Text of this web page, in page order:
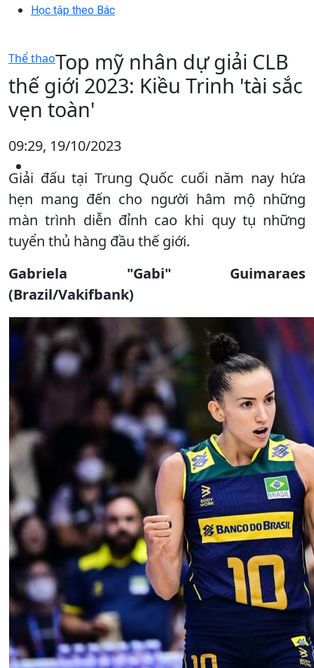
Học tập theo Bác
Thể thaoTop mỹ nhân dự giải CLB
thế giới 2023: Kiều Trinh 'tài sắc
vẹn toàn'
09:29, 19/10/2023
Giải đấu tại Trung Quốc cuối năm nay hứa
hẹn mang đến cho người hâm mộ những
màn trình diễn đỉnh cao khi quy tụ những
tuyển thủ hàng đầu thế giới.
Gabriela "Gabi" Guimaraes
(Brazil/Vakifbank)